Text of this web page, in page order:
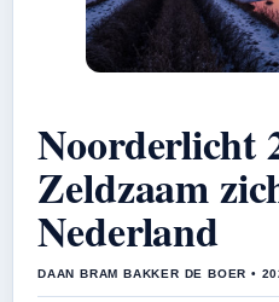
Noorderlicht
Zeldzaam
Nederland
DAAN BRAM BAKKER DE BOER •